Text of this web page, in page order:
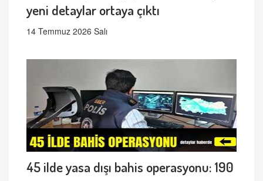
yeni detaylar ortaya çıktı
14 Temmuz 2026 Salı
45 ilde yasa dışı bahis operasyonu: 190